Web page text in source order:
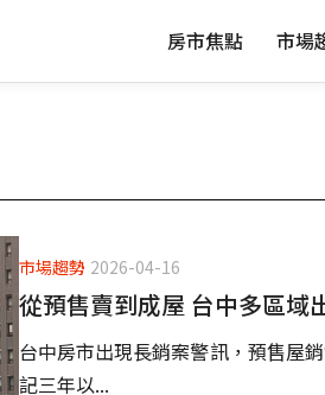
房市焦點 市場
市場趨勢 2026-04-16
從預售賣到成屋 台中多區域
台中房市出現長銷案警訊，預售屋
記三年以...